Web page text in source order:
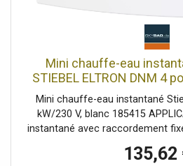
Mini chauffe-eau
STIEBEL ELTRON DNM 4
kW, sans prise,
pression,
Mini chauffe-eau instantané
kW/230 V, blanc 185415
instantané avec raccordement
la salle de bains d'invités. Eau
35 °C). Ne convient pas aux135,62